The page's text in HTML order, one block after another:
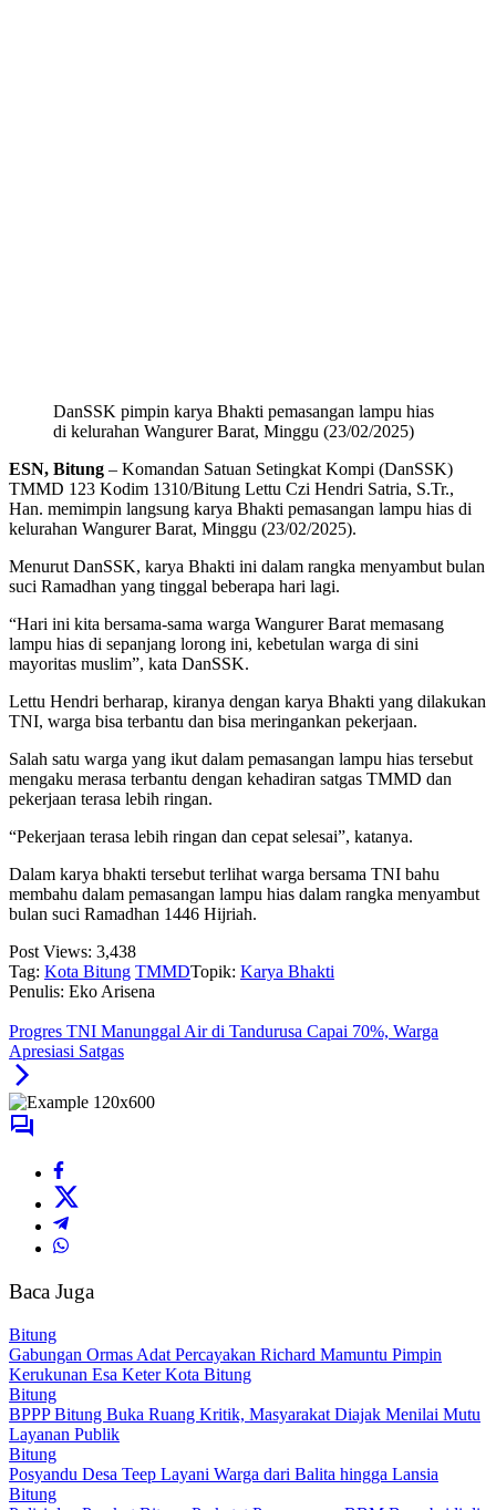
DanSSK pimpin karya Bhakti pemasangan lampu hias
di kelurahan Wangurer Barat, Minggu (23/02/2025)
ESN, Bitung – Komandan Satuan Setingkat Kompi (DanSSK)
TMMD 123 Kodim 1310/Bitung Lettu Czi Hendri Satria, S.Tr.,
Han. memimpin langsung karya Bhakti pemasangan lampu hias di
kelurahan Wangurer Barat, Minggu (23/02/2025).
Menurut DanSSK, karya Bhakti ini dalam rangka menyambut bulan
suci Ramadhan yang tinggal beberapa hari lagi.
“Hari ini kita bersama-sama warga Wangurer Barat memasang
lampu hias di sepanjang lorong ini, kebetulan warga di sini
mayoritas muslim”, kata DanSSK.
Lettu Hendri berharap, kiranya dengan karya Bhakti yang dilakukan
TNI, warga bisa terbantu dan bisa meringankan pekerjaan.
Salah satu warga yang ikut dalam pemasangan lampu hias tersebut
mengaku merasa terbantu dengan kehadiran satgas TMMD dan
pekerjaan terasa lebih ringan.
“Pekerjaan terasa lebih ringan dan cepat selesai”, katanya.
Dalam karya bhakti tersebut terlihat warga bersama TNI bahu
membahu dalam pemasangan lampu hias dalam rangka menyambut
bulan suci Ramadhan 1446 Hijriah.
Post Views: 3,438
Tag: Kota Bitung TMMDTopik: Karya Bhakti
Penulis: Eko Arisena
Progres TNI Manunggal Air di Tandurusa Capai 70%, Warga
Apresiasi Satgas
Baca Juga
Bitung
Gabungan Ormas Adat Percayakan Richard Mamuntu Pimpin
Kerukunan Esa Keter Kota Bitung
Bitung
BPPP Bitung Buka Ruang Kritik, Masyarakat Diajak Menilai Mutu
Layanan Publik
Bitung
Posyandu Desa Teep Layani Warga dari Balita hingga Lansia
Bitung